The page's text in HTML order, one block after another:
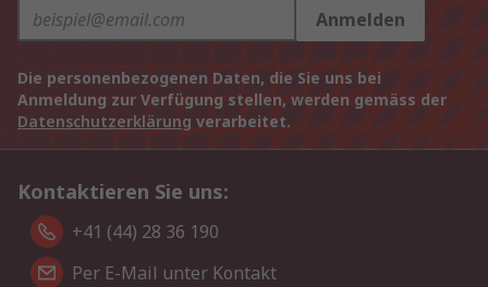
Anmelden
Die personenbezogenen Daten, die Sie uns bei
Anmeldung zur Verfügung stellen, werden gemäss der
Datenschutzerklärung verarbeitet.
Kontaktieren Sie uns:
+41 (44) 28 36 190
Per E-Mail unter Kontakt